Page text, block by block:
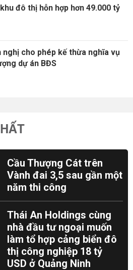
đô thị hỗn hợp hơn 49.000 tỷ
nghị cho phép kế thừa nghĩa vụ
dự án BĐS
Cầu Thượng Cát trên
Vành đai 3,5 sau gần một
năm thi công
Thái An Holdings cùng
nhà đầu tư ngoại muốn
làm tổ hợp cảng biển đô
thị công nghiệp 18 tỷ
USD ở Quảng Ninh